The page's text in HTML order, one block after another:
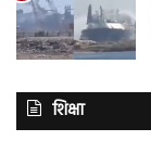
शिक्षा